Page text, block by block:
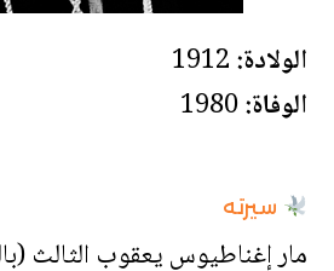
الولادة:
الوفاة:
سيرته
مار إغناطيوس يعقوب الثالث